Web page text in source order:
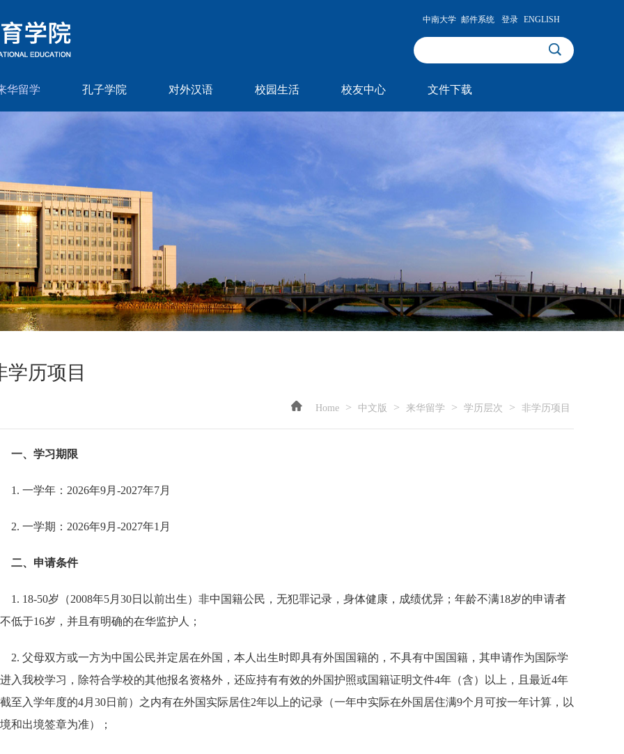
中南大学 邮件系统 登录 ENGLISH
华留学 孔子学院 对外汉语 校园生活 校友中心 文件下载
学历项目
Home > 中文版 > 来华留学 > 学历层次 > 非学历项目
一、学习期限
1. 一学年：2026年9月-2027年7月
2. 一学期：2026年9月-2027年1月
二、申请条件
1. 18-50岁（2008年5月30日以前出生）非中国籍公民，无犯罪记录，身体健康，成绩优异；年龄不满18岁的申请者
低于16岁，并且有明确的在华监护人；
2. 父母双方或一方为中国公民并定居在外国，本人出生时即具有外国国籍的，不具有中国国籍，其申请作为国际学
入我校学习，除符合学校的其他报名资格外，还应持有有效的外国护照或国籍证明文件4年（含）以上，且最近4年
至入学年度的4月30日前）之内有在外国实际居住2年以上的记录（一年中实际在外国居住满9个月可按一年计算，以
和出境签章为准）；